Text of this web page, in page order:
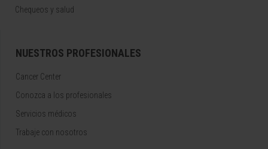
Chequeos y salud
NUESTROS PROFESIONALES
Cancer Center
Conozca a los profesionales
Servicios médicos
Trabaje con nosotros